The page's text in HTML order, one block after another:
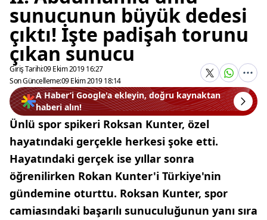
sunucunun büyük dedesi
çıktı! İşte padişah torunu
çıkan sunucu
Giriş Tarihi:09 Ekim 2019 16:27
Son Güncelleme:09 Ekim 2019 18:14
A Haber’i Google'a ekleyin, doğru kaynaktan
haberi alın!
Ünlü spor spikeri Roksan Kunter, özel
hayatındaki gerçekle herkesi şoke etti.
Hayatındaki gerçek ise yıllar sonra
öğrenilirken Rokan Kunter'i Türkiye'nin
gündemine oturttu. Roksan Kunter, spor
camiasındaki başarılı sunuculuğunun yanı sıra